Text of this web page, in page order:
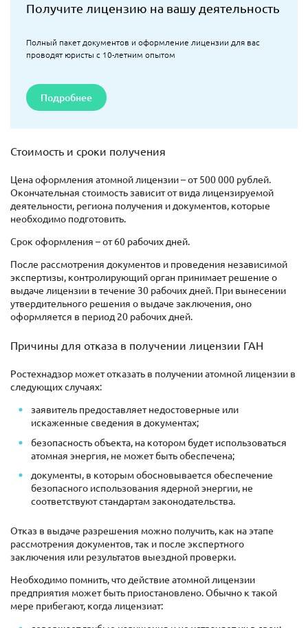
Получите лицензию на вашу деятельность
Полный пакет документов и оформление лицензии для вас
проводят юристы с 10-летним опытом
Подробнее
Стоимость и сроки получения
Цена оформления атомной лицензии – от 500 000 рублей.
Окончательная стоимость зависит от вида лицензируемой
деятельности, региона получения и документов, которые
необходимо подготовить.
Срок оформления – от 60 рабочих дней.
После рассмотрения документов и проведения независимой
экспертизы, контролирующий орган принимает решение о
выдаче лицензии в течение 30 рабочих дней. При вынесении
утвердительного решения о выдаче заключения, оно
оформляется в период 20 рабочих дней.
Причины для отказа в получении лицензии ГАН
Ростехнадзор может отказать в получении атомной лицензии в
следующих случаях:
заявитель предоставляет недостоверные или
искаженные сведения в документах;
безопасность объекта, на котором будет использоваться
атомная энергия, не может быть обеспечена;
документы, в которым обосновывается обеспечение
безопасного использования ядерной энергии, не
соответствуют стандартам законодательства.
Отказ в выдаче разрешения можно получить, как на этапе
рассмотрения документов, так и после экспертного
заключения или результатов выездной проверки.
Необходимо помнить, что действие атомной лицензии
предприятия может быть приостановлено. Обычно к такой
мере прибегают, когда лицензиат: